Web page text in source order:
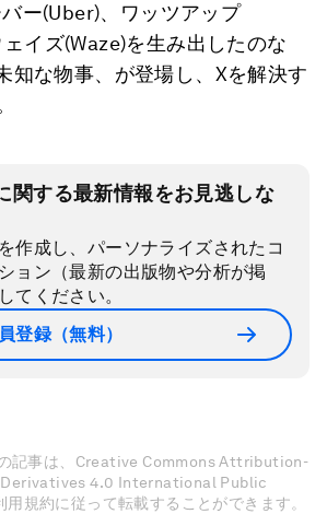
ー(Uber)、ワッツアップ
イズ(Waze)を生み出したのな
知な物事、が登場し、Xを解決す
関する最新情報をお見逃しな
作成し、パーソナライズされたコ
ョン（最新の出版物や分析が掲
てください。
登録（無料）
記事は、Creative Commons Attribution-
4.0 International Public
規約に従って転載することができます。